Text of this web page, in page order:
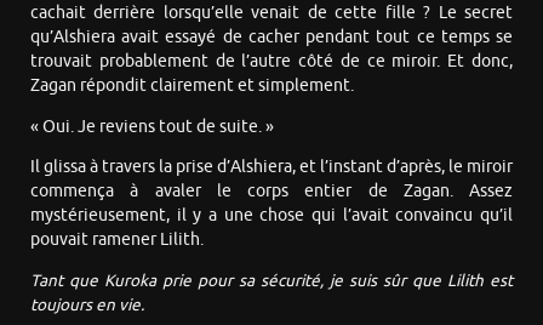
cachait derrière lorsqu’elle venait de cette fille ? Le secret
qu’Alshiera avait essayé de cacher pendant tout ce temps se
trouvait probablement de l’autre côté de ce miroir. Et donc,
Zagan répondit clairement et simplement.
« Oui. Je reviens tout de suite. »
Il glissa à travers la prise d’Alshiera, et l’instant d’après, le miroir
commença à avaler le corps entier de Zagan. Assez
mystérieusement, il y a une chose qui l’avait convaincu qu’il
pouvait ramener Lilith.
Tant que Kuroka prie pour sa sécurité, je suis sûr que Lilith est
toujours en vie.